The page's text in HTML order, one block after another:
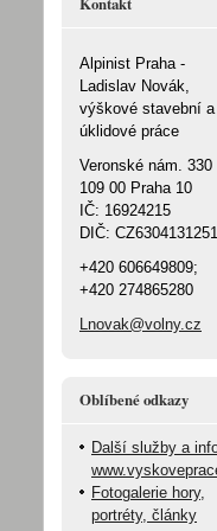
Alpinist Praha -
Ladislav Novák,
výškové stavební a
úklidové práce
Veronské nám. 330
109 00 Praha 10
IČ: 16924215
DIČ: CZ6304131251
+420 606649809;
+420 274865280
Lnovak@volny.cz
Oblíbené odkazy
Další služby a
Fotogalerie hory,
portréty, články